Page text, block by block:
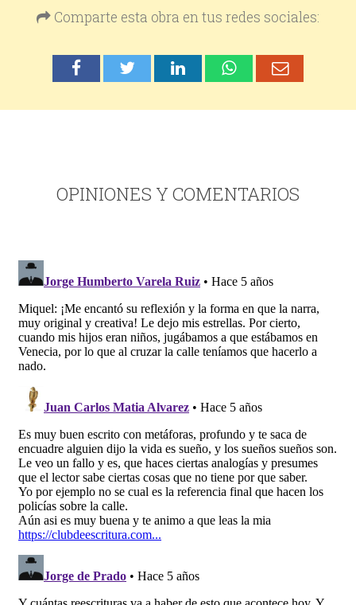
Comparte esta obra en tus redes sociales:
OPINIONES Y COMENTARIOS